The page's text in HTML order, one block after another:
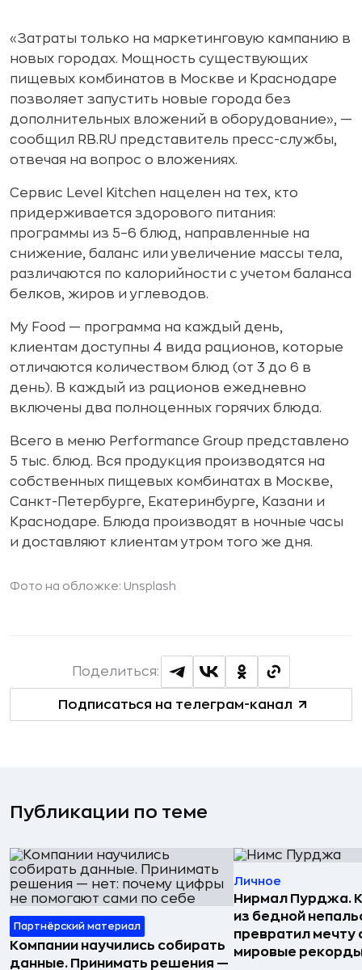
«Затраты только на маркетинговую кампанию в
новых городах. Мощность существующих
пищевых комбинатов в Москве и Краснодаре
позволяет запустить новые города без
дополнительных вложений в оборудование», —
сообщил RB.RU представитель пресс-службы,
отвечая на вопрос о вложениях.
Сервис Level Kitchen нацелен на тех, кто
придерживается здорового питания:
программы из 5–6 блюд, направленные на
снижение, баланс или увеличение массы тела,
различаются по калорийности с учетом баланса
белков, жиров и углеводов.
My Food — программа на каждый день,
клиентам доступны 4 вида рационов, которые
отличаются количеством блюд (от 3 до 6 в
день). В каждый из рационов ежедневно
включены два полноценных горячих блюда.
Всего в меню Performance Group представлено
5 тыс. блюд. Вся продукция производятся на
собственных пищевых комбинатах в Москве,
Санкт-Петербурге, Екатеринбурге, Казани и
Краснодаре. Блюда производят в ночные часы
и доставляют клиентам утром того же дня.
Фото на обложке: Unsplash
Подписаться на телеграм-канал
Поделиться:
Публикации по теме
Партнёрский материал
Компании научились собирать
данные. Принимать решения —
Личное
Нирмал Пурджа.
из бедной
превратил мечту
мировые рекорды